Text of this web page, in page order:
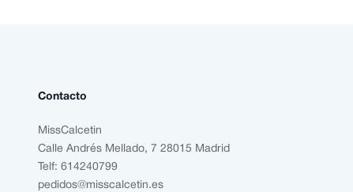
Contacto
MissCalcetin
Calle Andrés Mellado, 7 28015 Madrid
Telf: 614240799
pedidos@misscalcetin.es